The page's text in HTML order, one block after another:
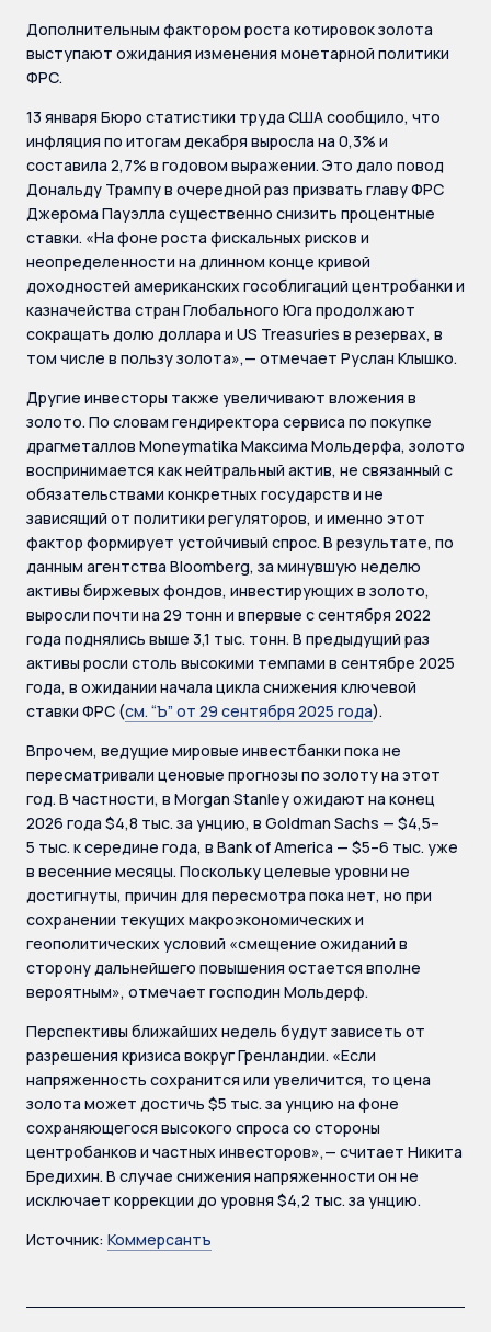
Дополнительным фактором роста котировок золота
выступают ожидания изменения монетарной политики
ФРС.
13 января Бюро статистики труда США сообщило, что
инфляция по итогам декабря выросла на 0,3% и
составила 2,7% в годовом выражении. Это дало повод
Дональду Трампу в очередной раз призвать главу ФРС
Джерома Пауэлла существенно снизить процентные
ставки. «На фоне роста фискальных рисков и
неопределенности на длинном конце кривой
доходностей американских гособлигаций центробанки и
казначейства стран Глобального Юга продолжают
сокращать долю доллара и US Treasuries в резервах, в
том числе в пользу золота»,— отмечает Руслан Клышко.
Другие инвесторы также увеличивают вложения в
золото. По словам гендиректора сервиса по покупке
драгметаллов Moneymatika Максима Мольдерфа, золото
воспринимается как нейтральный актив, не связанный с
обязательствами конкретных государств и не
зависящий от политики регуляторов, и именно этот
фактор формирует устойчивый спрос. В результате, по
данным агентства Bloomberg, за минувшую неделю
активы биржевых фондов, инвестирующих в золото,
выросли почти на 29 тонн и впервые с сентября 2022
года поднялись выше 3,1 тыс. тонн. В предыдущий раз
активы росли столь высокими темпами в сентябре 2025
года, в ожидании начала цикла снижения ключевой
ставки ФРС (см. “Ъ” от 29 сентября 2025 года).
Впрочем, ведущие мировые инвестбанки пока не
пересматривали ценовые прогнозы по золоту на этот
год. В частности, в Morgan Stanley ожидают на конец
2026 года $4,8 тыс. за унцию, в Goldman Sachs — $4,5–
5 тыс. к середине года, в Bank of America — $5–6 тыс. уже
в весенние месяцы. Поскольку целевые уровни не
достигнуты, причин для пересмотра пока нет, но при
сохранении текущих макроэкономических и
геополитических условий «смещение ожиданий в
сторону дальнейшего повышения остается вполне
вероятным», отмечает господин Мольдерф.
Перспективы ближайших недель будут зависеть от
разрешения кризиса вокруг Гренландии. «Если
напряженность сохранится или увеличится, то цена
золота может достичь $5 тыс. за унцию на фоне
сохраняющегося высокого спроса со стороны
центробанков и частных инвесторов»,— считает Никита
Бредихин. В случае снижения напряженности он не
исключает коррекции до уровня $4,2 тыс. за унцию.
Источник: Коммерсантъ